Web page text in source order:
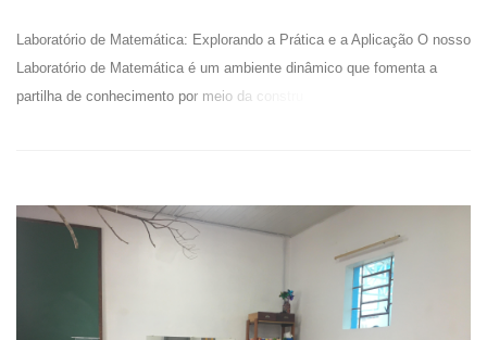
Laboratório de Matemática: Explorando a Prática e a Aplicação O nosso
Laboratório de Matemática é um ambiente dinâmico que fomenta a
partilha de conhecimento por meio da constru